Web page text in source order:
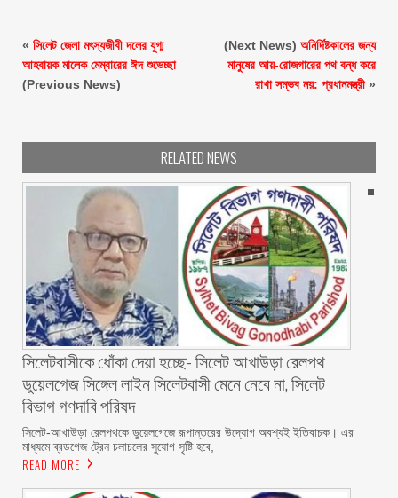
« সিলেট জেলা মৎস্যজীবী দলের যুগ্ম
আহবায়ক মালেক মেম্বারের ঈদ শুভেচ্ছা
(Previous News)
(Next News) অনির্দিষ্টকালের জন্য
মানুষের আয়-রোজগারের পথ বন্ধ করে
রাখা সম্ভব নয়: প্রধানমন্ত্রী »
RELATED NEWS
‎সিলেটবাসীকে ধোঁকা দেয়া হচ্ছে- সিলেট আখাউড়া রেলপথ
ডুয়েলগেজ সিঙ্গেল লাইন সিলেটবাসী মেনে নেবে না, সিলেট
বিভাগ গণদাবি পরিষদ
‎​সিলেট-আখাউড়া রেলপথকে ডুয়েলগেজে রূপান্তরের উদ্যোগ অবশ্যই ইতিবাচক। এর
মাধ্যমে ব্রডগেজ ট্রেন চলাচলের সুযোগ সৃষ্টি হবে,
READ MORE